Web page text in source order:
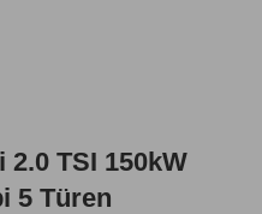
TSI 150kW
5 Türen